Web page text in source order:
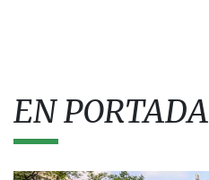
EN PORTADA